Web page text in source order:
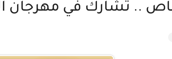
.. تشارك في مهرجان